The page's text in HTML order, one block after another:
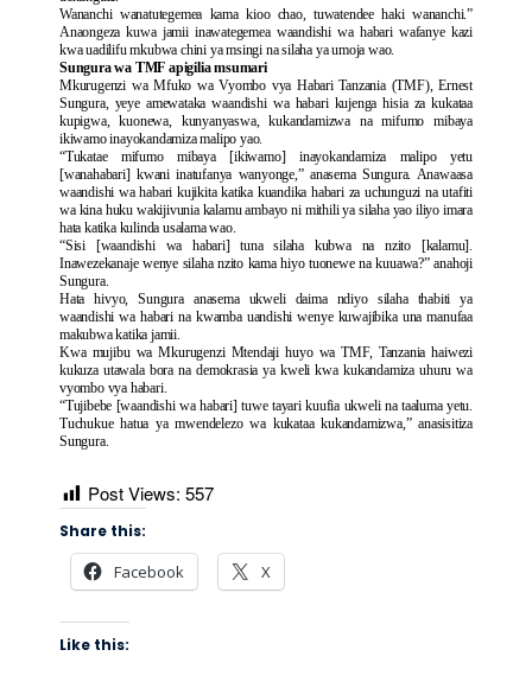
Wananchi wanatutegemea kama kioo chao, tuwatendee haki wananchi.”
Anaongeza kuwa jamii inawategemea waandishi wa habari wafanye kazi
kwa uadilifu mkubwa chini ya msingi na silaha ya umoja wao.
Sungura wa TMF apigilia msumari
Mkurugenzi wa Mfuko wa Vyombo vya Habari Tanzania (TMF), Ernest
Sungura, yeye amewataka waandishi wa habari kujenga hisia za kukataa
kupigwa, kuonewa, kunyanyaswa, kukandamizwa na mifumo mibaya
ikiwamo inayokandamiza malipo yao.
“Tukatae mifumo mibaya [ikiwamo] inayokandamiza malipo yetu
[wanahabari] kwani inatufanya wanyonge,” anasema Sungura. Anawaasa
waandishi wa habari kujikita katika kuandika habari za uchunguzi na utafiti
wa kina huku wakijivunia kalamu ambayo ni mithili ya silaha yao iliyo imara
hata katika kulinda usalama wao.
“Sisi [waandishi wa habari] tuna silaha kubwa na nzito [kalamu].
Inawezekanaje wenye silaha nzito kama hiyo tuonewe na kuuawa?” anahoji
Sungura.
Hata hivyo, Sungura anasema ukweli daima ndiyo silaha thabiti ya
waandishi wa habari na kwamba uandishi wenye kuwajibika una manufaa
makubwa katika jamii.
Kwa mujibu wa Mkurugenzi Mtendaji huyo wa TMF, Tanzania haiwezi
kukuza utawala bora na demokrasia ya kweli kwa kukandamiza uhuru wa
vyombo vya habari.
“Tujibebe [waandishi wa habari] tuwe tayari kuufia ukweli na taaluma yetu.
Tuchukue hatua ya mwendelezo wa kukataa kukandamizwa,” anasisitiza
Sungura.
Post Views: 557
Share this:
Facebook X
Like this: